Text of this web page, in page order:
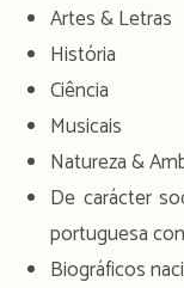
Artes & Letras
História
Ciência
Musicais
Natureza &
De carácter
portuguesa
Biográficos